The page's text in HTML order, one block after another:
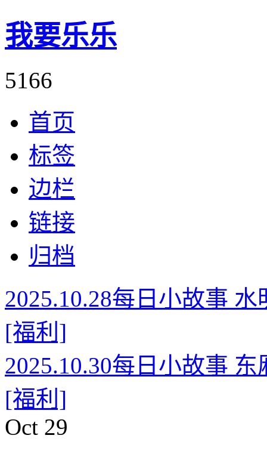
我要乐乐
5166
首页
标签
边栏
链接
归档
2025.10.28每日小故事
[福利]
2025.10.30每日小故事
[福利]
Oct 29